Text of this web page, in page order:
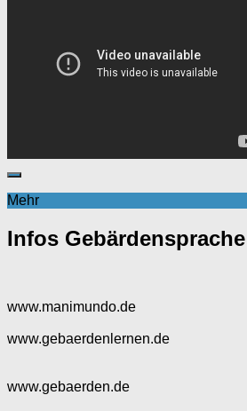
Mehr
Infos Gebärdensprache
www.manimundo.de
www.gebaerdenlernen.de
www.gebaerden.de